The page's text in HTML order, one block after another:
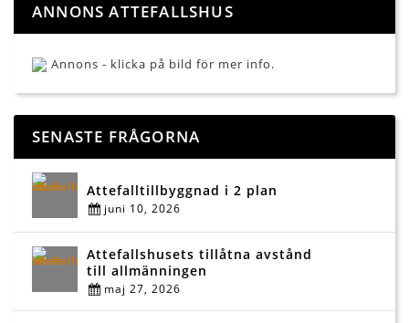
ANNONS ATTEFALLSHUS
Annons - klicka på bild för mer info.
SENASTE FRÅGORNA
Attefalltillbyggnad i 2 plan
juni 10, 2026
Attefallshusets tillåtna avstånd
till allmänningen
maj 27, 2026